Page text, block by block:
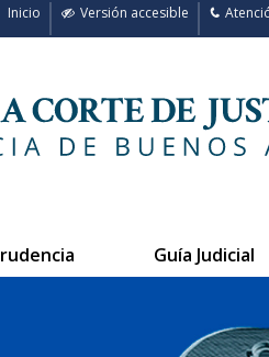
Versión accesible
Inicio
Guía Judicial